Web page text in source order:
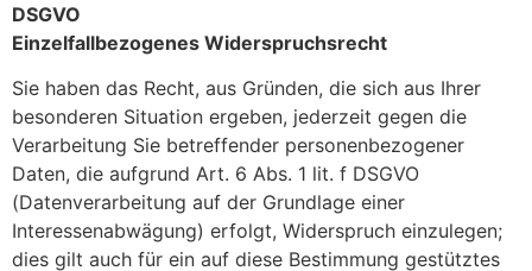
DSGVO
Einzelfallbezogenes Widerspruchsrecht
Sie haben das Recht, aus Gründen, die sich aus Ihrer
besonderen Situation ergeben, jederzeit gegen die
Verarbeitung Sie betreffender personenbezogener
Daten, die aufgrund Art. 6 Abs. 1 lit. f DSGVO
(Datenverarbeitung auf der Grundlage einer
Interessenabwägung) erfolgt, Widerspruch einzulegen;
dies gilt auch für ein auf diese Bestimmung gestütztes